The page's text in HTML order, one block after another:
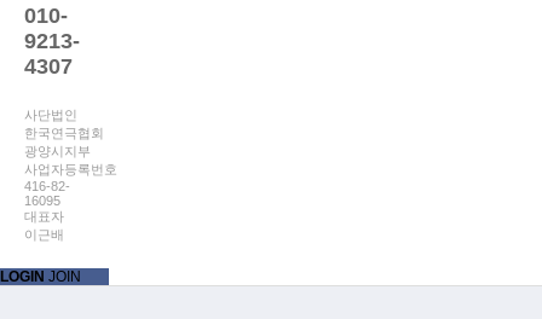
010-
9213-
4307
사단법인
한국연극협회
광양시지부
사업자등록번호
416-82-
16095
대표자
이근배
LOGIN JOIN